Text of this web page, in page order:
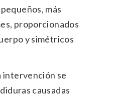
más
proporcionados
y simétricos
intervención se
causadas